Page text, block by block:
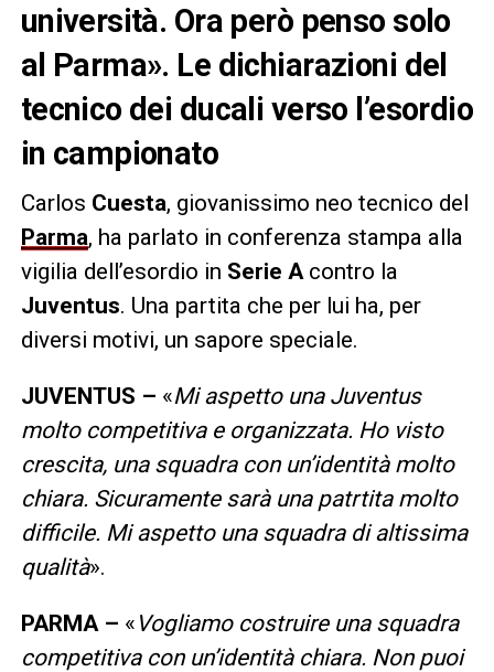
università. Ora però penso solo
al Parma». Le dichiarazioni del
tecnico dei ducali verso l’esordio
in campionato
Carlos Cuesta, giovanissimo neo tecnico del
Parma, ha parlato in conferenza stampa alla
vigilia dell’esordio in Serie A contro la
Juventus. Una partita che per lui ha, per
diversi motivi, un sapore speciale.
JUVENTUS – «Mi aspetto una Juventus
molto competitiva e organizzata. Ho visto
crescita, una squadra con un’identità molto
chiara. Sicuramente sarà una patrtita molto
difficile. Mi aspetto una squadra di altissima
qualità».
PARMA – « Vogliamo costruire una squadra
competitiva con un’identità chiara. Non puoi